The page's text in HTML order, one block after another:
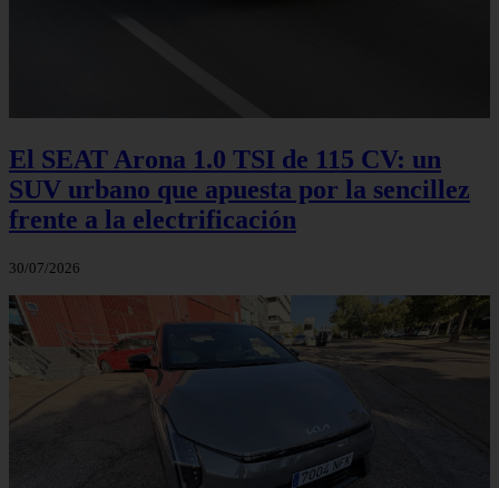
El SEAT Arona 1.0 TSI de 115 CV: un
SUV urbano que apuesta por la sencillez
frente a la electrificación
30/07/2026